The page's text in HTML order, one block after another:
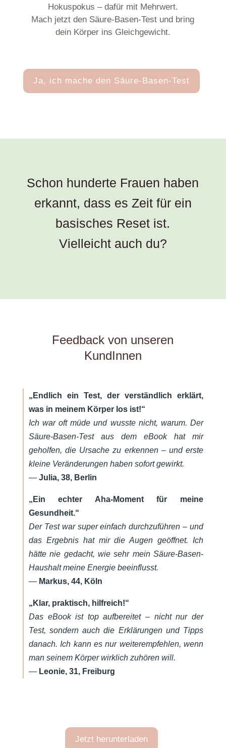
Hokuspokus – dafür mit Mehrwert.
Mach jetzt den Säure-Basen-Test und bring
dein Körper ins Gleichgewicht.
Ja, ich mache den Säure-Basen-Test
Schon hunderte Frauen haben
erkannt, dass es Zeit für ein
basisches Reset ist.
Vielleicht auch du?
Feedback von unseren
KundInnen
„Endlich ein Test, der verständlich erklärt,
was in meinem Körper los ist!“
Ich war oft müde und wusste nicht, warum. Der
Säure-Basen-Test aus dem eBook hat mir
geholfen, die Ursache zu erkennen – und erste
kleine Veränderungen haben sofort gewirkt.
— Julia, 38, Berlin
„Ein echter Aha-Moment für meine
Gesundheit.“
Der Test war super einfach durchzuführen – und
das Ergebnis hat mir die Augen geöffnet. Ich
hätte nie gedacht, wie sehr mein Säure-Basen-
Haushalt meine Energie beeinflusst.
— Markus, 44, Köln
„Klar, praktisch, hilfreich!“
Das eBook ist top aufbereitet – nicht nur der
Test, sondern auch die Erklärungen und Tipps
danach. Ich kann es nur weiterempfehlen, wenn
man seinem Körper wirklich zuhören will.
— Leonie, 31, Freiburg
Jetzt herunterladen